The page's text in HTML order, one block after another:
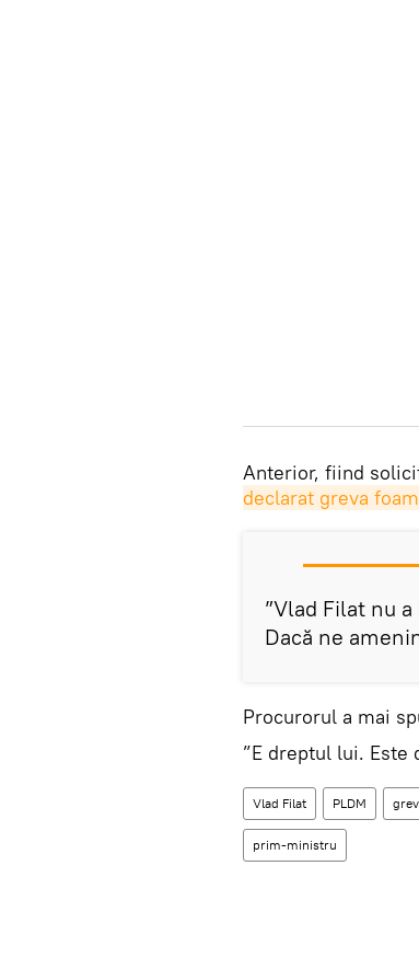
Anterior, fiind
declarat greva
”Vlad Filat nu
Dacă ne
Procurorul a mai
”E dreptul lui. Este
Vlad Filat PLDM
prim-ministru